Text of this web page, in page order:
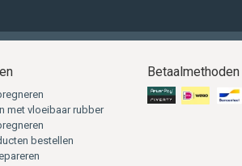
met vloeibaar rubber
bestellen
Betaalmethoden